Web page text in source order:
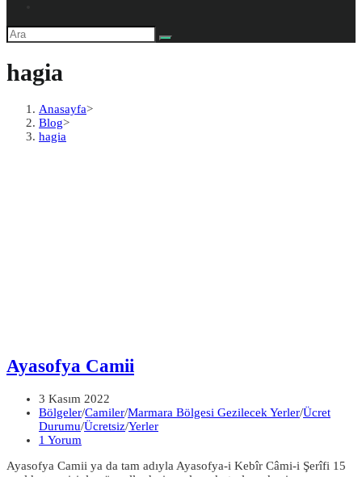
hagia
Anasayfa>
Blog>
hagia
Ayasofya Camii
Post
published:
3 Kasım 2022
Post
category:
Bölgeler/Camiler/Marmara Bölgesi Gezilecek Yerler/Ücret
Durumu/Ücretsiz/Yerler
Post
1 Yorum
Ayasofya Camii ya da tam adıyla Ayasofya-i Kebîr Câmi-i Şerîfi 15